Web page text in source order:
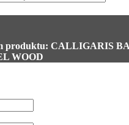
produktu: CALLIGARIS
WOOD